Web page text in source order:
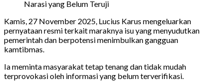
Kamis, 27 November 2025, Lucius Karus mengeluarkan
pernyataan resmi terkait maraknya isu yang menyudutkan
pemerintah dan berpotensi menimbulkan gangguan
kamtibmas.
Ia meminta masyarakat tetap tenang dan tidak mudah
terprovokasi oleh informasi yang belum terverifikasi.